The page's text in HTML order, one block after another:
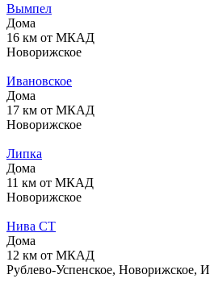
Вымпел
Дома
16 км от МКАД
Новорижское
Ивановское
Дома
17 км от МКАД
Новорижское
Липка
Дома
11 км от МКАД
Новорижское
Нива СТ
Дома
12 км от МКАД
Рублево-Успенское, Новорижское,